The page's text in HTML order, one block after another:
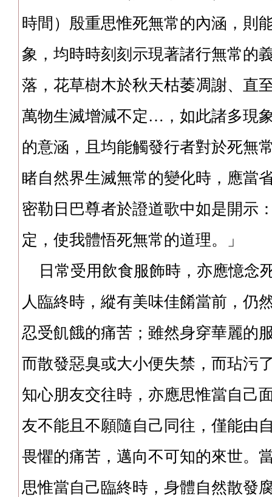
時間）殷重思惟死無常的內涵，則
象，均時時刻刻示現著諸行無常的
落，花草樹木於秋天枯萎凋謝、直
萬物生滅增減不定…，如此諸多現
的意涵，且均能觸發行者對於死無
睹自然界生滅無常的變化時，應當
密勒日巴尊者於證道歌中如是開示
定，使我體悟死無常的道理。」
日常受用飲食服飾時，亦應憶念
人臨終時，縱有美味佳餚當前，仍
忍受飢餓的痛苦；雖然身穿華麗的
而散發惡臭或大小便失禁，而玷污
知心朋友交往時，亦應思惟當自己
友不能且不願隨自己同往，僅能由
畏懼的痛苦，邁向不可知的來世。
思惟當自己臨終時，身體自然散發